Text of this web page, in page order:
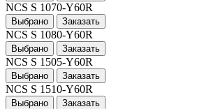
NCS S 1070-Y60R
Выбрано Заказать
NCS S 1080-Y60R
Выбрано Заказать
NCS S 1505-Y60R
Выбрано Заказать
NCS S 1510-Y60R
Выбрано Заказать